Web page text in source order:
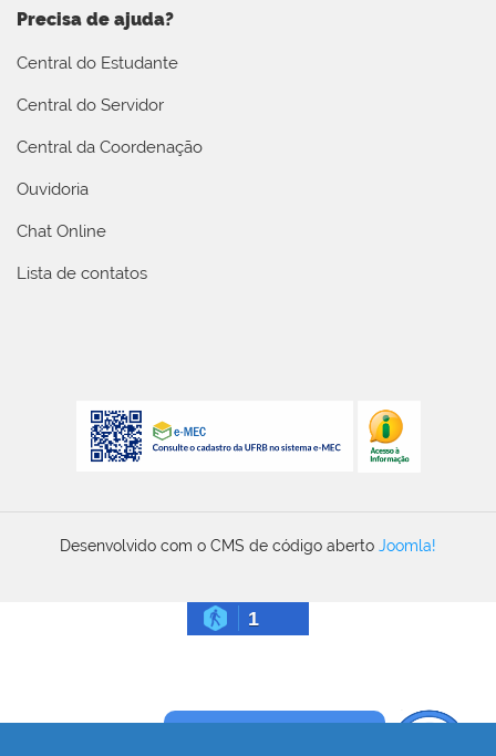
Precisa de ajuda?
Central do Estudante
Central do Servidor
Central da Coordenação
Ouvidoria
Chat Online
Lista de contatos
Desenvolvido com o CMS de código aberto Joomla!
1